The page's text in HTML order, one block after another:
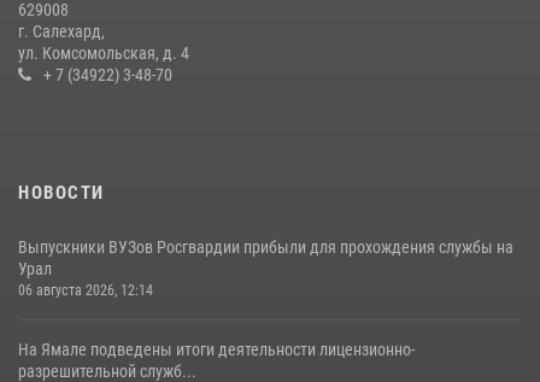
629008
г. Салехард,
ул. Комсомольская, д. 4
+ 7 (34922) 3-48-70
НОВОСТИ
Выпускники ВУЗов Росгвардии прибыли для прохождения службы на
Урал
06 августа 2026, 12:14
На Ямале подведены итоги деятельности лицензионно-
разрешительной служб...